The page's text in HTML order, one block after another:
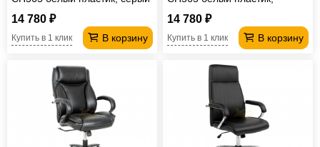
14 780 ₽
В корзину
Купить в 1 клик
14 780 ₽
В корзину
Купить в 1 клик